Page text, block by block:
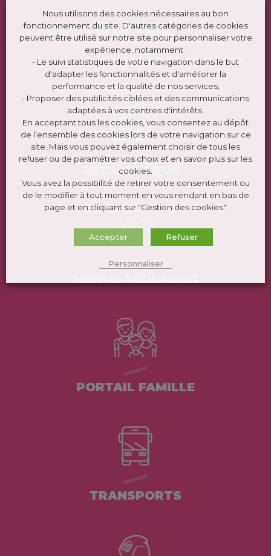
PLÉLANEN 1 CLIC
DÉMARCHES EN LIGNE
MÉDIATHÈQUE
PORTAIL FAMILLE
TRANSPORTS
Nous utilisons des cookies nécessaires au bon
fonctionnement du site. D'autres catégories de cookies
peuvent être utilisé sur notre site pour personnaliser votre
expérience, notamment :
- Le suivi statistiques de votre navigation dans le but
d'adapter les fonctionnalités et d'améliorer la
performance et la qualité de nos services,
- Proposer des publicités ciblées et des communications
adaptées à vos centres d'intérêts.
En acceptant tous les cookies, vous consentez au dépôt
de l’ensemble des cookies lors de votre navigation sur ce
site. Mais vous pouvez également choisir de tous les
refuser ou de paramétrer vos choix et en savoir plus sur les
cookies.
Vous avez la possibilité de retirer votre consentement ou
de le modifier à tout moment en vous rendant en bas de
page et en cliquant sur "Gestion des cookies".
Accepter Refuser
Personnaliser